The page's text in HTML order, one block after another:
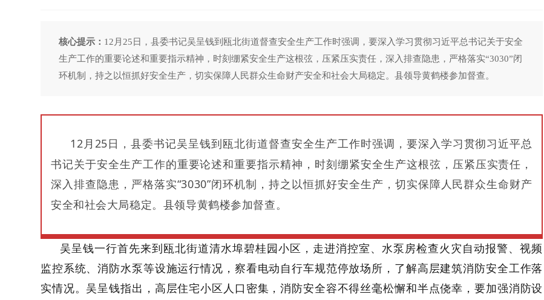
核心提示： 12月25日，县委书记吴呈钱到瓯北街道督查安全生产工作时强调，要深入学习贯彻习近平总书记关于安全
生产工作的重要论述和重要指示精神，时刻绷紧安全生产这根弦，压紧压实责任，深入排查隐患，严格落实“3030”闭
环机制，持之以恒抓好安全生产，切实保障人民群众生命财产安全和社会大局稳定。县领导黄鹤楼参加督查。
12月 25日，县委书记吴呈钱到瓯北街道督查安全生产工作时强调，要深入学习贯彻习近平总
书记关于安全生产工作的重要论述和重要指示精神，时刻绷紧安全生产这根弦，压紧压实责任，
深入排查隐患，严格落实“3030”闭环机制，持之以恒抓好安全生产，切实保障人民群众生命财产
安全和社会大局稳定。县领导黄鹤楼参加督查。
吴呈钱一行首先来到瓯北街道清水埠碧桂园小区，走进消控室、水泵房检查火灾自动报警、视频
监控系统、消防水泵等设施运行情况，察看电动自行车规范停放场所，了解高层建筑消防安全工作落
实情况。吴呈钱指出，高层住宅小区人口密集，消防安全容不得丝毫松懈和半点侥幸，要加强消防设